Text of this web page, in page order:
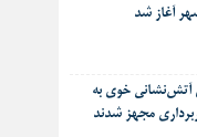
آغاز شد
آتش‌نشانی خوی به
مجهز شدند